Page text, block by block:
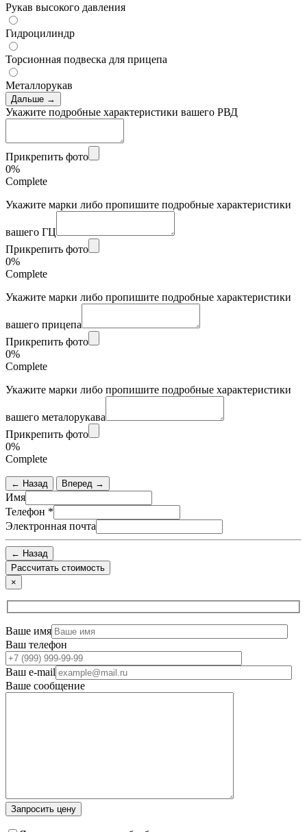
Рукав высокого давления
Гидроцилиндр
Торсионная подвеска для прицепа
Металлорукав
Дальше →
Укажите подробные характеристики вашего РВД
Прикрепить фото
0%
Complete
Укажите марки либо пропишите подробные характеристики
вашего ГЦ
Прикрепить фото
0%
Complete
Укажите марки либо пропишите подробные характеристики
вашего прицепа
Прикрепить фото
0%
Complete
Укажите марки либо пропишите подробные характеристики
вашего металорукава
Прикрепить фото
0%
Complete
← Назад Вперед →
Имя
Телефон *
Электронная почта
← Назад
×
Ваше имя
Ваш телефон
Ваш e-mail
Ваше сообщение